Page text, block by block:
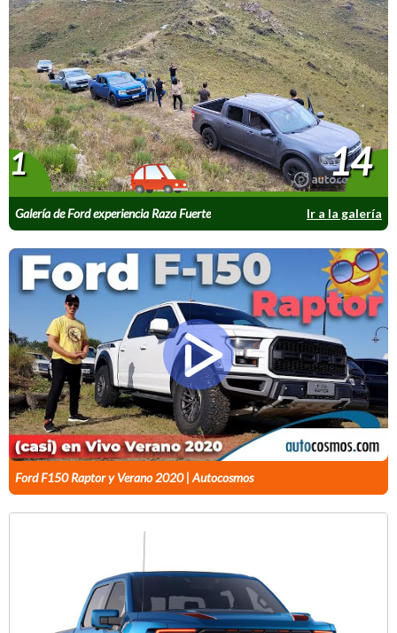
Galería de Ford experiencia Raza Fuerte Ir a la galería
1 14
Ford F150 Raptor y Verano 2020 | Autocosmos